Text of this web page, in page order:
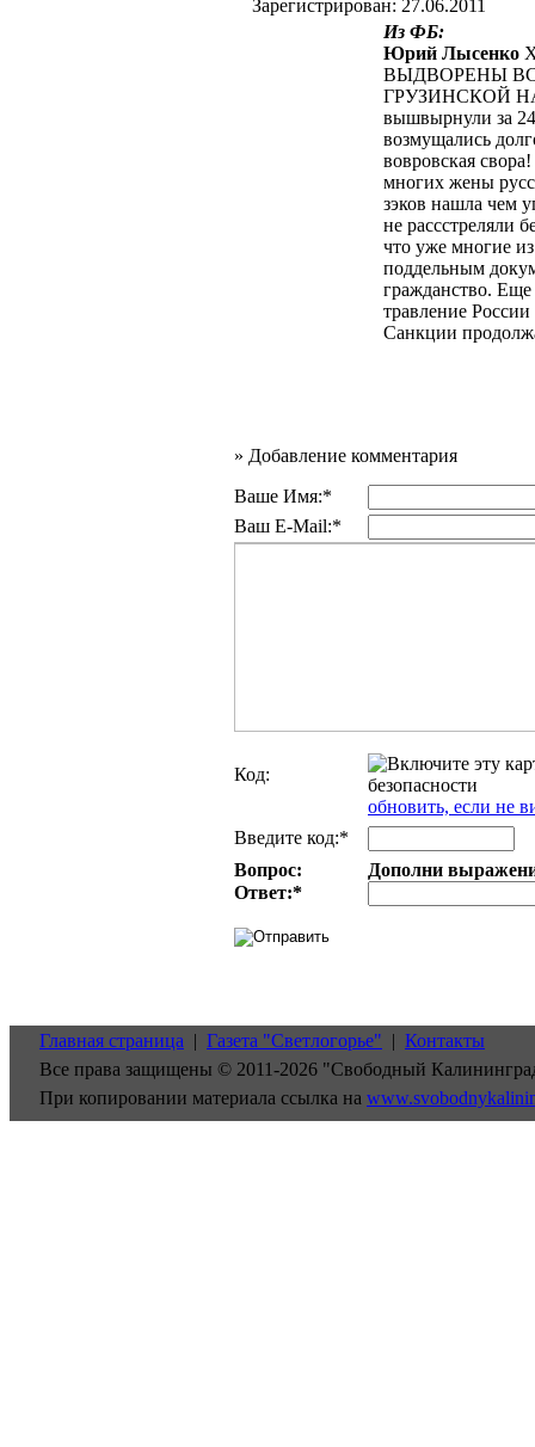
Зарегистрирован: 27.06.2011
Из ФБ:
Юрий Лысенко
ВЫДВОРЕНЫ
ГРУЗИНСКОЙ
вышвырнули за
возмущались
вовровская
многих жены
зэков нашла чем
не рассстреляли
что уже многие
поддельным
гражданство.
травление
Санкции
» Добавление комментария
Ваше Имя:*
Ваш E-Mail:*
Код:
обновить, если не
Введите код:*
Вопрос:
Дополни
Ответ:*
Главная страница | Газета "Светлогорье" | Контакты
Все права защищены © 2011-2026 "Свободный
При копировании материала ссылка на